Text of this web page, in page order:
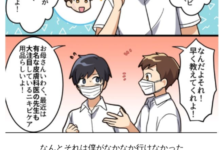
なんとそれは僕がなかなか行けなかった